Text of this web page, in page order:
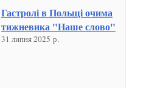
Гастролі в Польщі очима
тижневика "Наше слово"
31 липня 2025 р.